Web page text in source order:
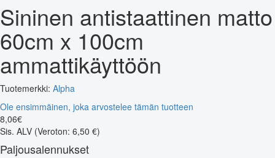
Sininen antistaattinen matto
60cm x 100cm
ammattikäyttöön
Tuotemerkki: Alpha
Ole ensimmäinen, joka arvostelee tämän tuotteen
8,06€
Sis. ALV (Veroton: 6,50 €)
Paljousalennukset